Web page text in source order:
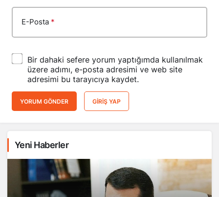
E-Posta *
Bir dahaki sefere yorum yaptığımda kullanılmak
üzere adımı, e-posta adresimi ve web site
adresimi bu tarayıcıya kaydet.
YORUM GÖNDER GIRIŞ YAP
Yeni Haberler